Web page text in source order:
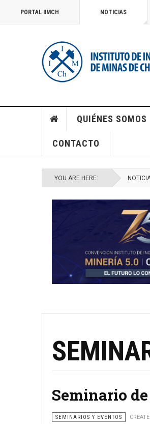
PORTAL IIMCH NOTICIAS
QUIÉNES SOMOS
CONTACTO
YOU ARE HERE:
Seminario
SEMINARIOS Y EVENTOS